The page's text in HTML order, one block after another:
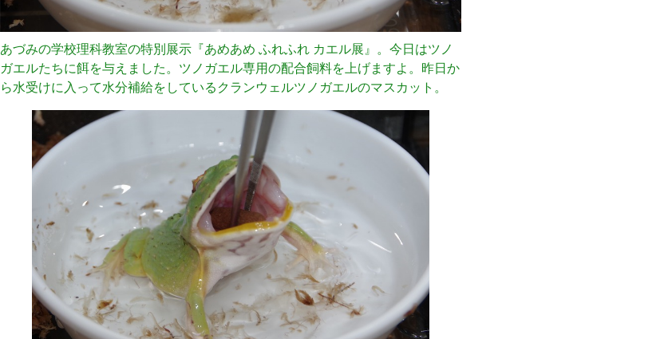
あづみの学校理科教室の特別展示『あめあめ ふれふれ カエル展』。今日はツノ
ガエルたちに餌を与えました。ツノガエル専用の配合飼料を上げますよ。昨日か
ら水受けに入って水分補給をしているクランウェルツノガエルのマスカット。